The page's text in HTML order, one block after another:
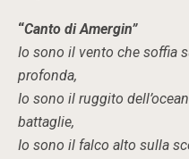
“Canto di Amergin”
Io sono il vento che soffia
profonda,
Io sono il ruggito
battaglie,
Io sono il falco alto sulla